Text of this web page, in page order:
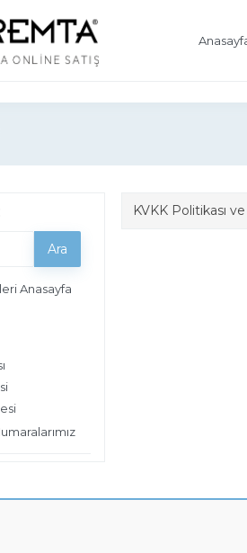
Anasayfa
KVKK Politikası